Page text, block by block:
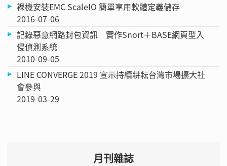
裸機安裝EMC ScaleIO 簡單享用軟體定義儲存
2016-07-06
記錄惡意網路封包資訊 實作Snort＋BASE網頁型入
侵偵測系統
2010-09-05
LINE CONVERGE 2019 宣示持續耕耘台灣市場擴大社
會參與
2019-03-29
月刊雜誌